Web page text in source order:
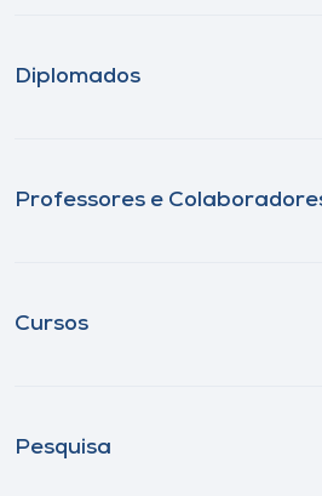
Diplomados
Professores e
Cursos
Pesquisa